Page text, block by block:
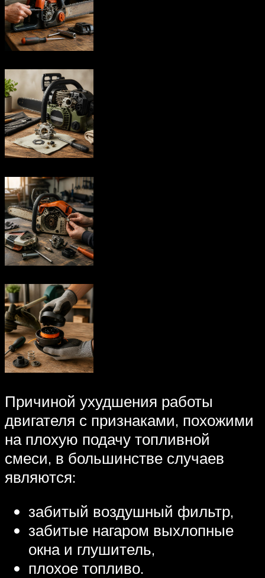
Причиной ухудшения работы
двигателя с признаками, похожими
на плохую подачу топливной
смеси, в большинстве случаев
являются:
забитый воздушный фильтр,
забитые нагаром выхлопные
окна и глушитель,
плохое топливо.